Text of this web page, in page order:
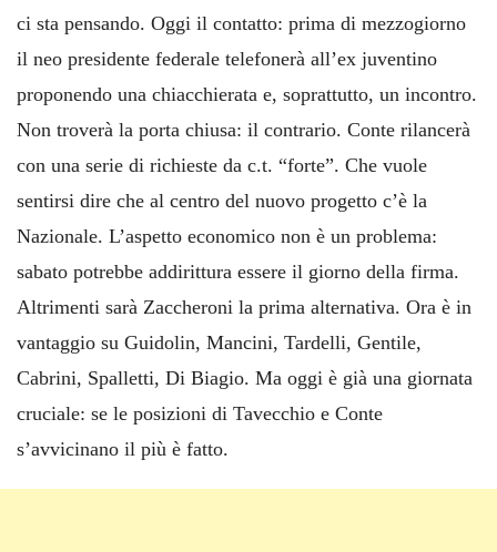
ci sta pensando. Oggi il contatto: prima di mezzogiorno
il neo presidente federale telefonerà all’ex juventino
proponendo una chiacchierata e, soprattutto, un incontro.
Non troverà la porta chiusa: il contrario. Conte rilancerà
con una serie di richieste da c.t. “forte”. Che vuole
sentirsi dire che al centro del nuovo progetto c’è la
Nazionale. L’aspetto economico non è un problema:
sabato potrebbe addirittura essere il giorno della firma.
Altrimenti sarà Zaccheroni la prima alternativa. Ora è in
vantaggio su Guidolin, Mancini, Tardelli, Gentile,
Cabrini, Spalletti, Di Biagio. Ma oggi è già una giornata
cruciale: se le posizioni di Tavecchio e Conte
s’avvicinano il più è fatto.